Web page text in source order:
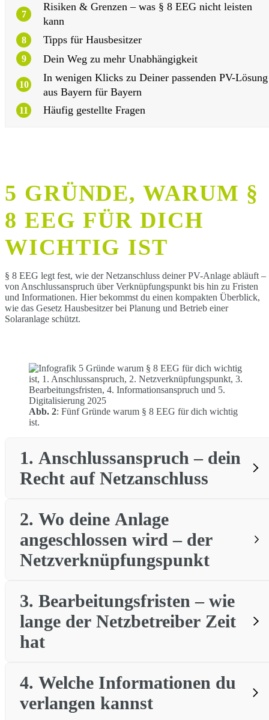
7
Risiken & Grenzen – was § 8 EEG nicht leisten
kann
8 Tipps für Hausbesitzer
9 Dein Weg zu mehr Unabhängigkeit
10
In wenigen Klicks zu Deiner passenden PV-Lösung
aus Bayern für Bayern
11 Häufig gestellte Fragen
5 GRÜNDE, WARUM §
8 EEG FÜR DICH
WICHTIG IST
§ 8 EEG legt fest, wie der Netzanschluss deiner PV-Anlage abläuft –
von Anschlussanspruch über Verknüpfungspunkt bis hin zu Fristen
und Informationen. Hier bekommst du einen kompakten Überblick,
wie das Gesetz Hausbesitzer bei Planung und Betrieb einer
Solaranlage schützt.
Abb. 2: Fünf Gründe warum § 8 EEG für dich wichtig
ist.
1. Anschlussanspruch – dein
Recht auf Netzanschluss
unverzüglich
ohne schuldhaftes
Kurz gesagt:
Er muss prüfen, wie und wo deine Anlage sicher ins Netz
Der Netzbetreiber mussdeine PV-Anlage grundsätzlich
anschließen.
2. Wo deine Anlage
angeschlossen wird – der
Netzverknüpfungspunkt
„wirtschaftlich günstigsten
Netzverknüpfungspunkt“
deinem Standort und auf einertechnisch geeigneten
Netzebeneanschließen.
3. Bearbeitungsfristen – wie
lange der Netzbetreiber Zeit
hat
4. Welche Informationen du
verlangen kannst